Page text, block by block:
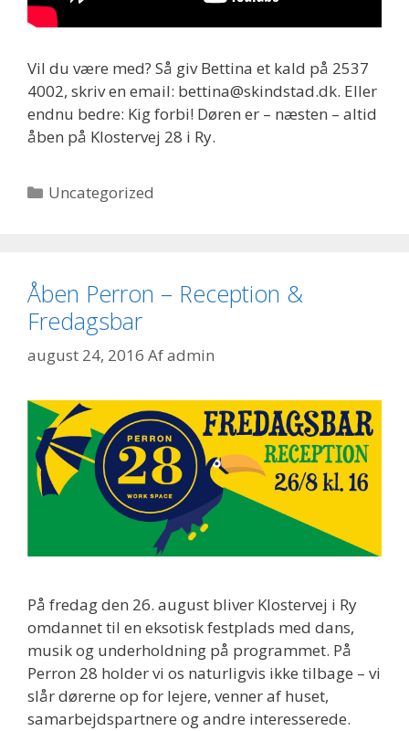
Vil du være med? Så giv Bettina et kald på 2537
4002, skriv en email: bettina@skindstad.dk. Eller
endnu bedre: Kig forbi! Døren er – næsten – altid
åben på Klostervej 28 i Ry.
Kategorier
Uncategorized
Åben Perron – Reception &
Fredagsbar
august 24, 2016 Afadmin
På fredag den 26. august bliver Klostervej i Ry
omdannet til en eksotisk festplads med dans,
musik og underholdning på programmet. På
Perron 28 holder vi os naturligvis ikke tilbage – vi
slår dørerne op for lejere, venner af huset,
samarbejdspartnere og andre interesserede.